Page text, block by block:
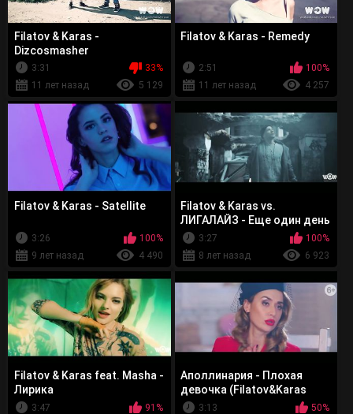
Filatov & Karas -
Dizcosmasher
3:31
33%
11 лет назад
5 129
Filatov & Karas - Remedy
2:51
100%
11 лет назад
4 257
Filatov & Karas - Satellite
3:26
100%
9 лет назад
4 490
Filatov & Karas vs.
ЛИГАЛАЙЗ - Еще один день
3:27
100%
8 лет назад
6 923
Filatov & Karas feat. Masha -
Лирика
3:47
91%
Аполлинария - Плохая
девочка (Filatov&Karas
remix)
3:13
50%